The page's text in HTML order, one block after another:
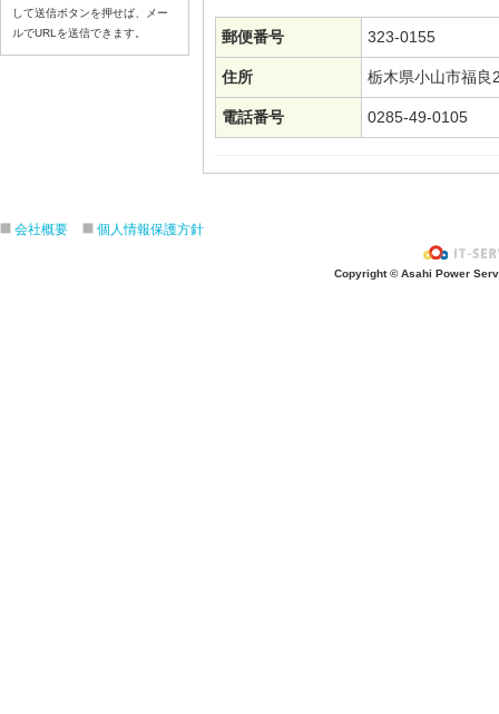
郵便番号 323-0155
住所 栃木県小山市福良
電話番号 0285-49-0105
して送信ボタンを押せば、メー
ルでURLを送信できます。
会社概要 個人情報保護方針
Copyright © Asahi Power